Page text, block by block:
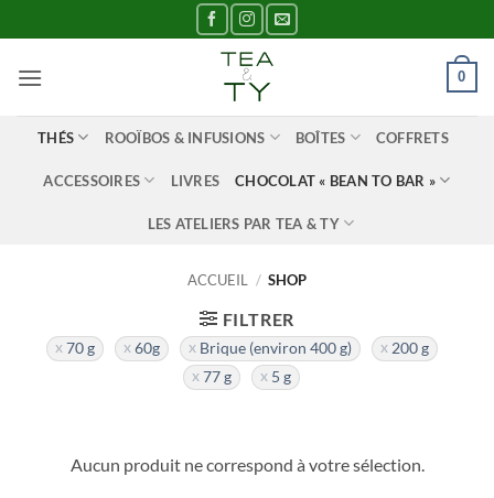
au
contenu
0
THÉS ROOÏBOS & INFUSIONS BOÎTES COFFRETS
ACCESSOIRES LIVRES CHOCOLAT « BEAN TO BAR »
LES ATELIERS PAR TEA & TY
ACCUEIL / SHOP
FILTRER
70 g 60g Brique (environ 400 g)
200 g
77 g
5 g
Aucun produit ne correspond à votre sélection.